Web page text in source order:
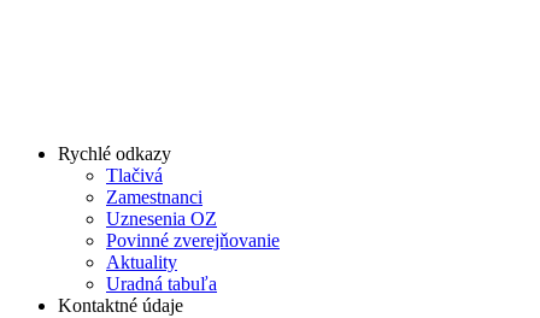
Rychlé odkazy
Tlačivá
Zamestnanci
Uznesenia OZ
Povinné zverejňovanie
Aktuality
Uradná tabuľa
Kontaktné údaje